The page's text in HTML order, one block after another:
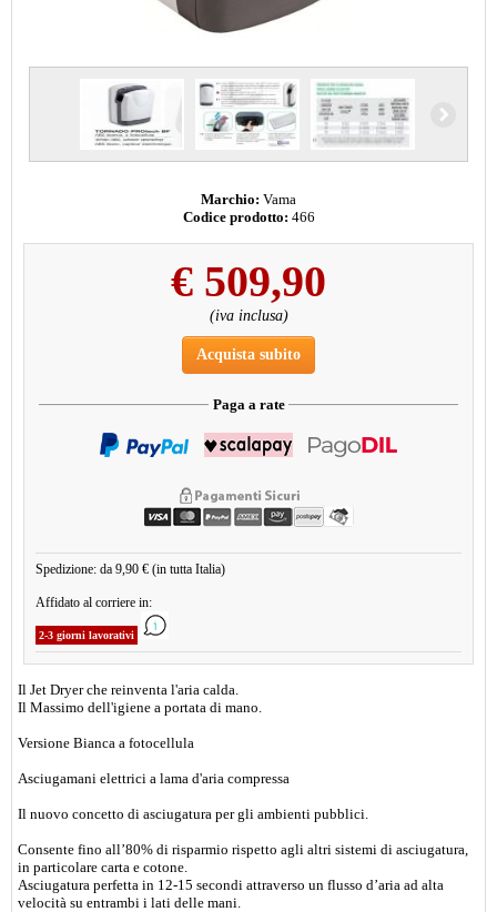
Marchio: Vama
Codice prodotto: 466
€ 509,90
(iva inclusa)
Acquista subito
Paga a rate
Spedizione: da 9,90 € (in tutta Italia)
Affidato al corriere in:
2-3 giorni lavorativi
Il Jet Dryer che reinventa l'aria calda.
Il Massimo dell'igiene a portata di mano.
Versione Bianca a fotocellula
Asciugamani elettrici a lama d'aria compressa
Il nuovo concetto di asciugatura per gli ambienti pubblici.
Consente fino all’80% di risparmio rispetto agli altri sistemi di asciugatura,
in particolare carta e cotone.
Asciugatura perfetta in 12-15 secondi attraverso un flusso d’aria ad alta
velocità su entrambi i lati delle mani.